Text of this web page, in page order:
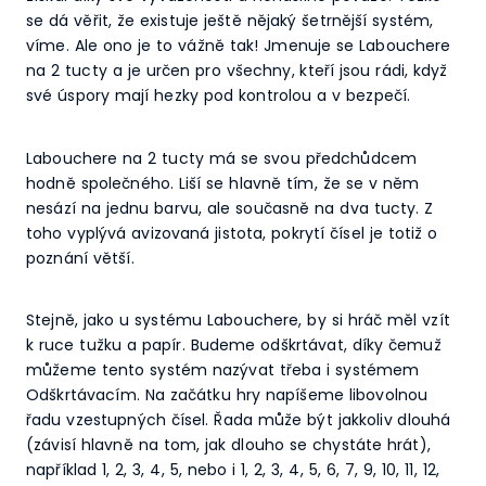
se dá věřit, že existuje ještě nějaký šetrnější systém,
víme. Ale ono je to vážně tak! Jmenuje se Labouchere
na 2 tucty a je určen pro všechny, kteří jsou rádi, když
své úspory mají hezky pod kontrolou a v bezpečí.
Labouchere na 2 tucty má se svou předchůdcem
hodně společného. Liší se hlavně tím, že se v něm
nesází na jednu barvu, ale současně na dva tucty. Z
toho vyplývá avizovaná jistota, pokrytí čísel je totiž o
poznání větší.
Stejně, jako u systému Labouchere, by si hráč měl vzít
k ruce tužku a papír. Budeme odškrtávat, díky čemuž
můžeme tento systém nazývat třeba i systémem
Odškrtávacím. Na začátku hry napíšeme libovolnou
řadu vzestupných čísel. Řada může být jakkoliv dlouhá
(závisí hlavně na tom, jak dlouho se chystáte hrát),
například 1, 2, 3, 4, 5, nebo i 1, 2, 3, 4, 5, 6, 7, 9, 10, 11, 12,